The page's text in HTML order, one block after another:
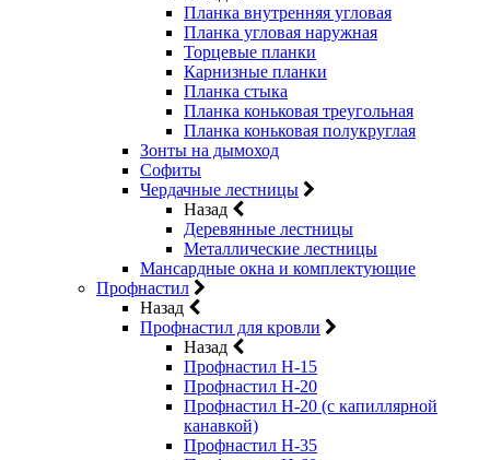
Планка внутренняя угловая
Планка угловая наружная
Торцевые планки
Карнизные планки
Планка стыка
Планка коньковая треугольная
Планка коньковая полукруглая
Зонты на дымоход
Софиты
Чердачные лестницы
Назад
Деревянные лестницы
Металлические лестницы
Мансардные окна и комплектующие
Профнастил
Назад
Профнастил для кровли
Назад
Профнастил Н-15
Профнастил Н-20
Профнастил Н-20 (с капиллярной
канавкой)
Профнастил Н-35